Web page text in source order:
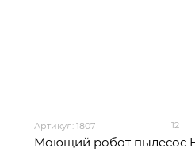
Артикул: 1807 12
Моющий робот пылесос